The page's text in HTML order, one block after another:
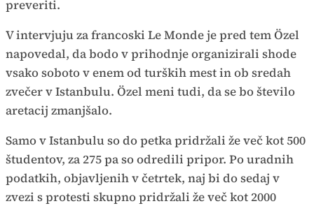
preveriti.
V intervjuju za francoski Le Monde je pred tem Özel
napovedal, da bodo v prihodnje organizirali shode
vsako soboto v enem od turških mest in ob sredah
zvečer v Istanbulu. Özel meni tudi, da se bo število
aretacij zmanjšalo.
Samo v Istanbulu so do petka pridržali že več kot 500
študentov, za 275 pa so odredili pripor. Po uradnih
podatkih, objavljenih v četrtek, naj bi do sedaj v
zvezi s protesti skupno pridržali že več kot 2000